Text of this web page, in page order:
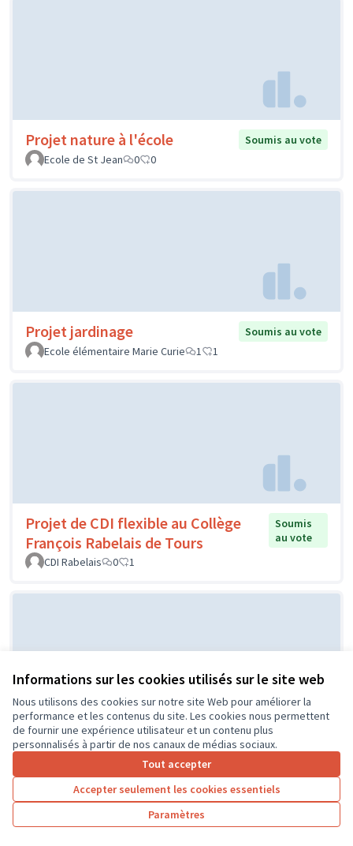
Informations sur les cookies utilisés sur le site web
Nous utilisons des cookies sur notre site Web pour améliorer la
performance et les contenus du site. Les cookies nous permettent
de fournir une expérience utilisateur et un contenu plus
personnalisés à partir de nos canaux de médias sociaux.
Tout accepter
Accepter seulement les cookies essentiels
Paramètres
Projet nature à l'école
Soumis au vote
Ecole de St Jean
0 0
Projet jardinage
Soumis au vote
Ecole élémentaire Marie Curie
1 1
Projet de CDI flexible au Collège
François Rabelais de Tours
Soumis
au vote
CDI Rabelais
0 1
Projet d'un city stade par le CME
de l'Île Bouchard
Soumis au
vote